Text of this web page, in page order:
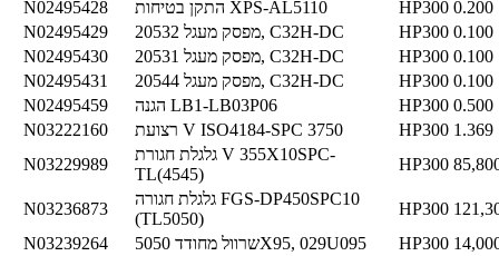
N02495428 התקן בטיחות XPS-AL5110 HP300 0.200
N02495429
מפסק מעגל 20532, C32H-DC HP300 0.100
N02495430
מפסק מעגל 20531, C32H-DC HP300 0.100
N02495431
מפסק מעגל 20544, C32H-DC HP300 0.100
N02495459
הגנה LB1-LB03P06 HP300 0.500
N03222160
רצועת V ISO4184-SPC 3750 HP300 1.369
N03229989
גלגלת חגורת V 355X10SPC-
TL(4545)
HP300
N03236873
גלגלת חגורה FGS-DP450SPC10
(TL5050)
HP300
N03239264
שרוול מחודד 5050X95, 029U095 HP300